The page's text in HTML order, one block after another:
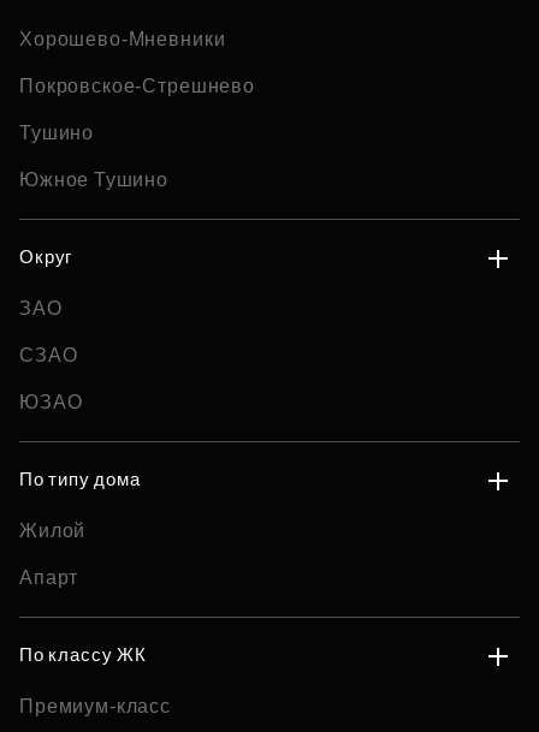
Хорошево-Мневники
Покровское-Стрешнево
Тушино
Южное Тушино
Округ
ЗАО
СЗАО
ЮЗАО
По типу дома
Жилой
Апарт
По классу ЖК
Премиум-класс